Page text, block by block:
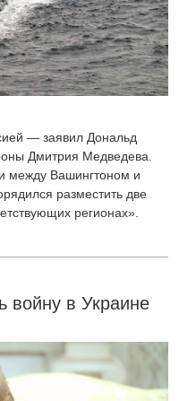
— заявил Дональд
Дмитрия Медведева.
между Вашингтоном и
разместить две
регионах».
войну в Украине